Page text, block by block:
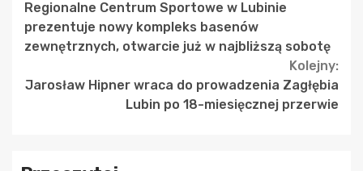
Reading
Regionalne Centrum Sportowe w Lubinie
prezentuje nowy kompleks basenów
zewnętrznych, otwarcie już w najbliższą sobotę
Kolejny:
Jarosław Hipner wraca do prowadzenia Zagłębia
Lubin po 18-miesięcznej przerwie